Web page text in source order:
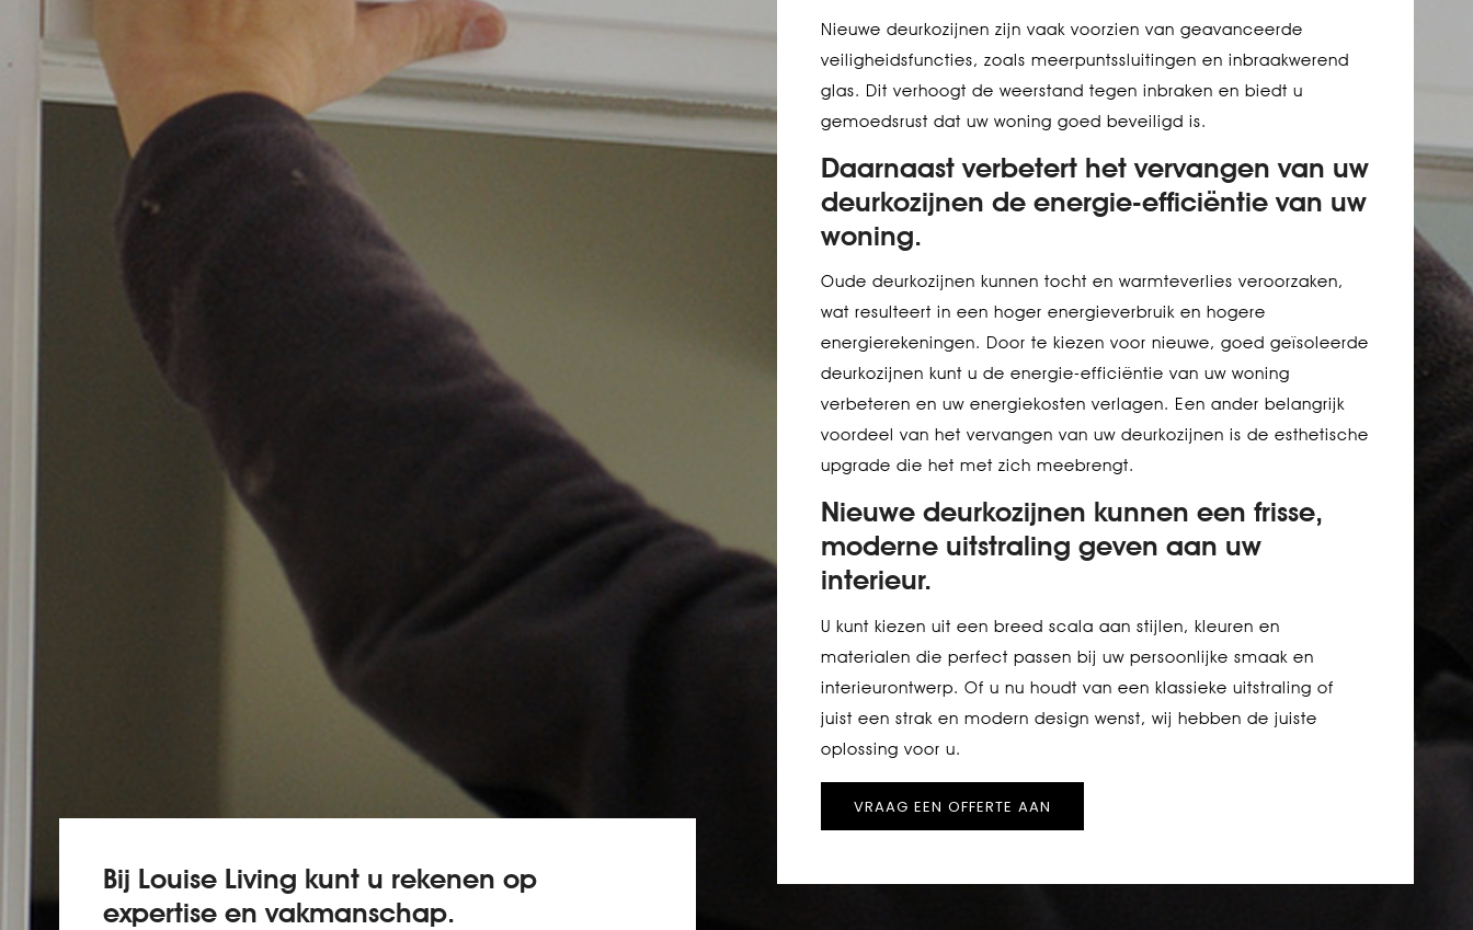
Nieuwe deurkozijnen zijn vaak voorzien van geavanceerde
veiligheidsfuncties, zoals meerpuntssluitingen en inbraakwerend
glas. Dit verhoogt de weerstand tegen inbraken en biedt u
gemoedsrust dat uw woning goed beveiligd is.
Daarnaast verbetert het vervangen van uw
deurkozijnen de energie-efficiëntie van uw
woning.
Oude deurkozijnen kunnen tocht en warmteverlies veroorzaken,
wat resulteert in een hoger energieverbruik en hogere
energierekeningen. Door te kiezen voor nieuwe, goed geïsoleerde
deurkozijnen kunt u de energie-efficiëntie van uw woning
verbeteren en uw energiekosten verlagen. Een ander belangrijk
voordeel van het vervangen van uw deurkozijnen is de esthetische
upgrade die het met zich meebrengt.
Nieuwe deurkozijnen kunnen een frisse,
moderne uitstraling geven aan uw
interieur.
U kunt kiezen uit een breed scala aan stijlen, kleuren en
materialen die perfect passen bij uw persoonlijke smaak en
interieurontwerp. Of u nu houdt van een klassieke uitstraling of
juist een strak en modern design wenst, wij hebben de juiste
oplossing voor u.
VRAAG EEN OFFERTE AAN
Bij Louise Living kunt u rekenen op
expertise en vakmanschap.